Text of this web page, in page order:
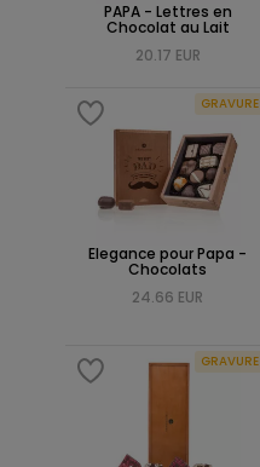
PAPA - Lettres en
Chocolat au Lait
20.17 EUR
GRAVURE
Elegance pour Papa -
Chocolats
24.66 EUR
GRAVURE